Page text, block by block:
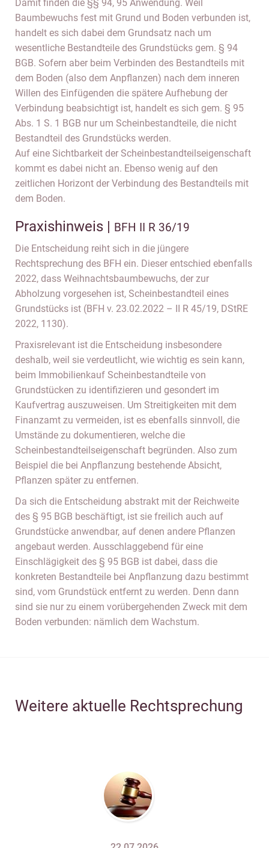
Damit finden die §§ 94, 95 Anwendung. Weil
Baumbewuchs fest mit Grund und Boden verbunden ist,
handelt es sich dabei dem Grundsatz nach um
wesentliche Bestandteile des Grundstücks gem. § 94
BGB. Sofern aber beim Verbinden des Bestandteils mit
dem Boden (also dem Anpflanzen) nach dem inneren
Willen des Einfügenden die spätere Aufhebung der
Verbindung beabsichtigt ist, handelt es sich gem. § 95
Abs. 1 S. 1 BGB nur um Scheinbestandteile, die nicht
Bestandteil des Grundstücks werden.
Auf eine Sichtbarkeit der Scheinbestandteilseigenschaft
kommt es dabei nicht an. Ebenso wenig auf den
zeitlichen Horizont der Verbindung des Bestandteils mit
dem Boden.
Praxishinweis | BFH II R 36/19
Die Entscheidung reiht sich in die jüngere
Rechtsprechung des BFH ein. Dieser entschied ebenfalls
2022, dass Weihnachtsbaumbewuchs, der zur
Abholzung vorgesehen ist, Scheinbestandteil eines
Grundstücks ist (BFH v. 23.02.2022 – II R 45/19, DStRE
2022, 1130).
Praxisrelevant ist die Entscheidung insbesondere
deshalb, weil sie verdeutlicht, wie wichtig es sein kann,
beim Immobilienkauf Scheinbestandteile von
Grundstücken zu identifizieren und gesondert im
Kaufvertrag auszuweisen. Um Streitigkeiten mit dem
Finanzamt zu vermeiden, ist es ebenfalls sinnvoll, die
Umstände zu dokumentieren, welche die
Scheinbestandteilseigenschaft begründen. Also zum
Beispiel die bei Anpflanzung bestehende Absicht,
Pflanzen später zu entfernen.
Da sich die Entscheidung abstrakt mit der Reichweite
des § 95 BGB beschäftigt, ist sie freilich auch auf
Grundstücke anwendbar, auf denen andere Pflanzen
angebaut werden. Ausschlaggebend für eine
Einschlägigkeit des § 95 BGB ist dabei, dass die
konkreten Bestandteile bei Anpflanzung dazu bestimmt
sind, vom Grundstück entfernt zu werden. Denn dann
sind sie nur zu einem vorübergehenden Zweck mit dem
Boden verbunden: nämlich dem Wachstum.
Weitere aktuelle Rechtsprechung